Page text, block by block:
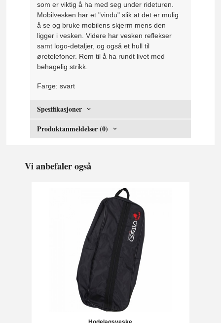
som er viktig å ha med seg under rideturen.
Mobilvesken har et "vindu" slik at det er mulig
å se og bruke mobilens skjerm mens den
ligger i vesken. Videre har vesken reflekser
samt logo-detaljer, og også et hull til
øretelefoner. Rem til å ha rundt livet med
behagelig strikk.
Farge: svart
Spesifikasjoner
Produktanmeldelser (0)
Vi anbefaler også